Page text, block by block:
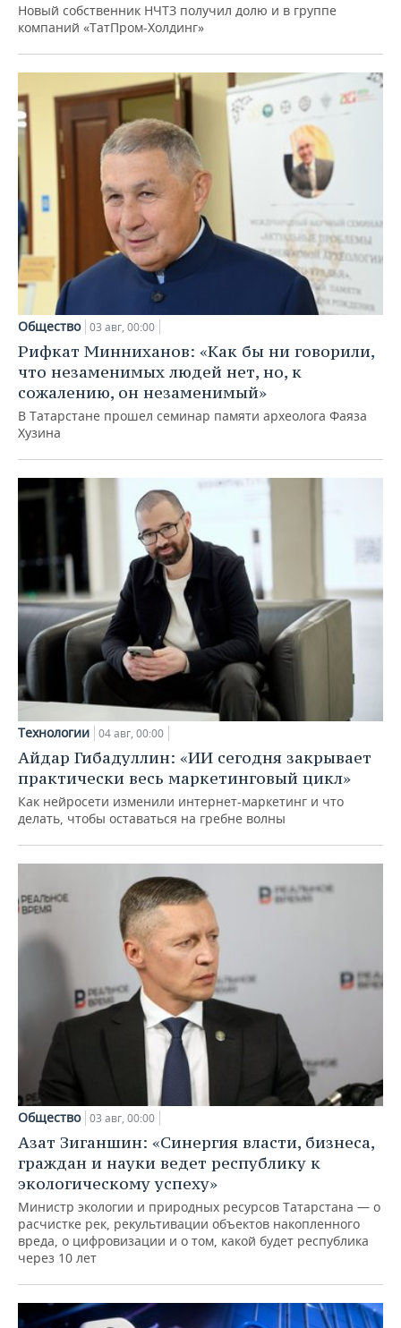
Новый собственник НЧТЗ получил долю и в группе
компаний «ТатПром-Холдинг»
Общество 03 авг, 00:00
Рифкат Минниханов: «Как бы ни говорили,
что незаменимых людей нет, но, к
сожалению, он незаменимый»
В Татарстане прошел семинар памяти археолога Фаяза
Хузина
Технологии 04 авг, 00:00
Айдар Гибадуллин: «ИИ сегодня закрывает
практически весь маркетинговый цикл»
Как нейросети изменили интернет-маркетинг и что
делать, чтобы оставаться на гребне волны
Общество 03 авг, 00:00
Азат Зиганшин: «Синергия власти, бизнеса,
граждан и науки ведет республику к
экологическому успеху»
Министр экологии и природных ресурсов Татарстана — о
расчистке рек, рекультивации объектов накопленного
вреда, о цифровизации и о том, какой будет республика
через 10 лет